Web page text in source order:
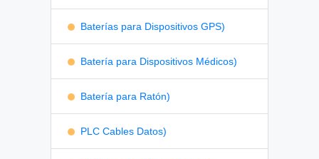
Baterías para Dispositivos GPS)
Batería para Dispositivos Médicos)
Batería para Ratón)
PLC Cables Datos)